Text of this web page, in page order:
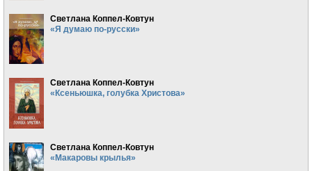
Светлана Коппел-Ковтун
«Я думаю по-русски»
Светлана Коппел-Ковтун
«Ксеньюшка, голубка Христова»
Светлана Коппел-Ковтун
«Макаровы крылья»